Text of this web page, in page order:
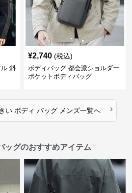
斜
¥2,740 (税込)
ボディバッグ 都会派ショルダー
ポケットボディバッグ
い ボディ バッグ メンズ一覧へ ›
ッグのおすすめアイテム